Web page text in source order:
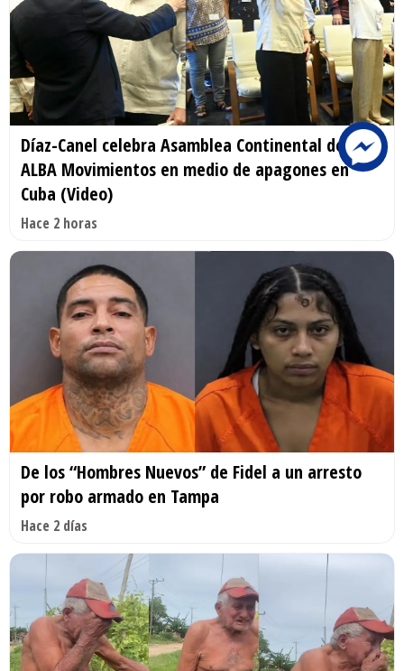
Díaz-Canel celebra Asamblea Continental de
ALBA Movimientos en medio de apagones en
Cuba (Video)
Hace 2 horas
De los “Hombres Nuevos” de Fidel a un arresto
por robo armado en Tampa
Hace 2 días